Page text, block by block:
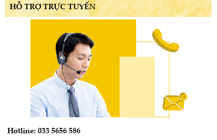
HỖ TRỢ TRỰC TUYẾN
Hotline: 033 5656 586